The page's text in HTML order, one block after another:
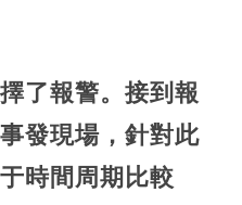
了報警。接到報
發現場，針對此
時間周期比較